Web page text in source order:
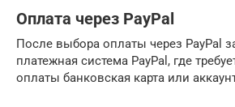
Оплата через PayPal
После выбора оплаты через PayPal
платежная система PayPal, где
оплаты банковская карта или